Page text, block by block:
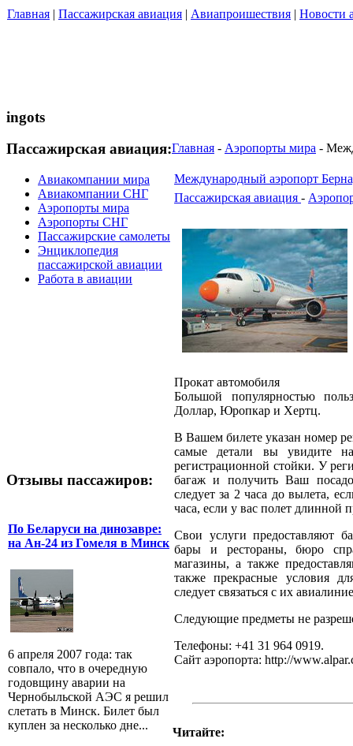
Главная | Пассажирская авиация | Авиапроишествия | Новости
ingots
Пассажирская авиация:
Авиакомпании мира
Авиакомпании СНГ
Аэропорты мира
Аэропорты СНГ
Пассажирские самолеты
Энциклопедия
пассажирской авиации
Работа в авиации
Отзывы пассажиров:
По Беларуси на динозавре:
на Ан-24 из Гомеля в Минск
6 апреля 2007 года: так
совпало, что в очередную
годовщину аварии на
Чернобыльской АЭС я решил
слетать в Минск. Билет был
куплен за несколько дне...
Главная - Аэропорты мира -
Международный аэропорт
Пассажирская авиация -
Прокат автомобиля
Большой популярностью
Доллар, Юропкар и Хертц.
В Вашем билете указан номер
самые детали вы увидите
регистрационной стойки. У
багаж и получить Ваш
следует за 2 часа до вылета,
часа, если у вас полет длинной
Свои услуги предоставляют
бары и рестораны, бюро
магазины, а также
также прекрасные условия
следует связаться с их
Следующие предметы не
Телефоны: +41 31 964 0919.
Сайт аэропорта: http://
Читайте: